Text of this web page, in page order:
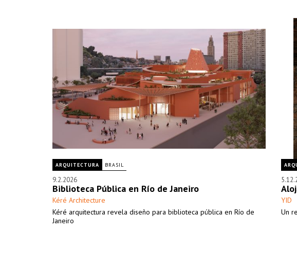
ARQUITECTURA BRASIL
9.2.2026
Biblioteca Pública en Río de Janeiro
Kéré Architecture
Kéré arquitectura revela diseño para biblioteca pública en Río de
Janeiro
YID
Un